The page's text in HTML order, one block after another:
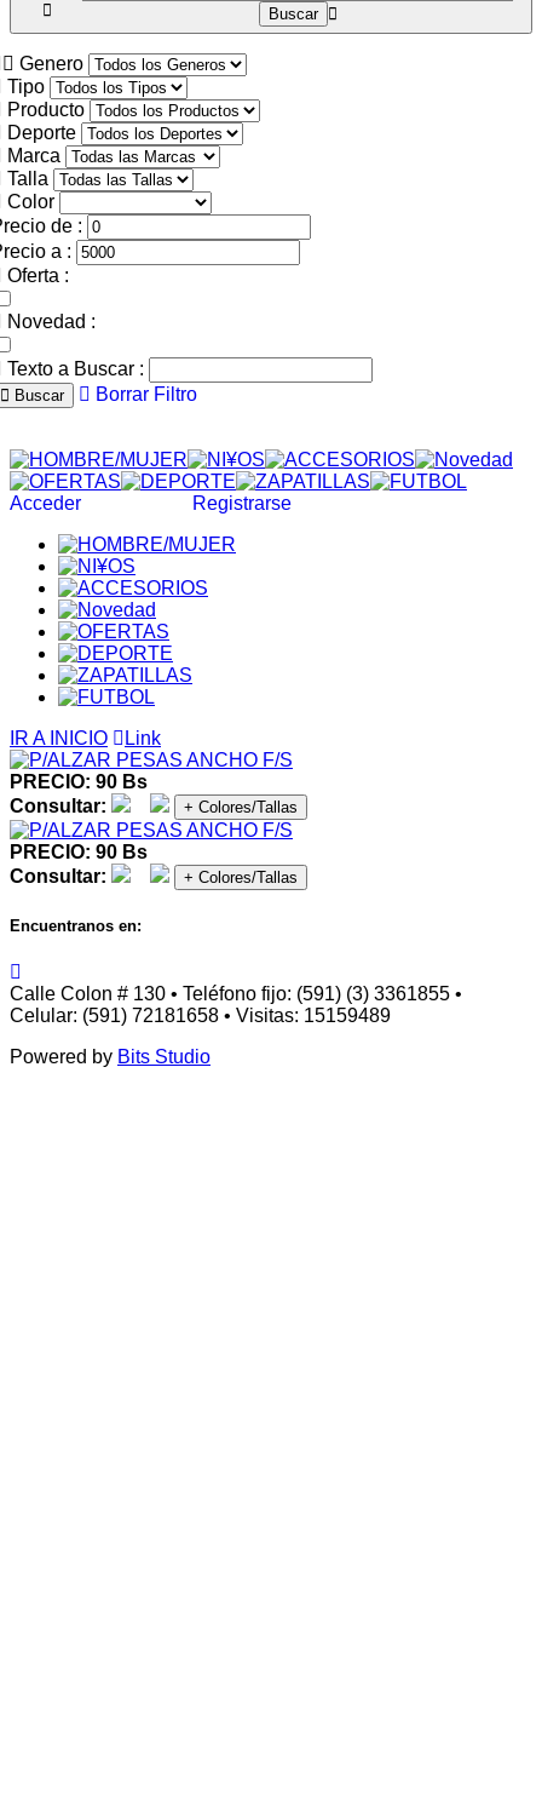
Genero
Tipo
Producto
Deporte
Marca
Talla
Color
de :
a :
Oferta :
Novedad :
Texto a Buscar :
Buscar Borrar Filtro
Acceder Registrarse
IR A INICIO Link
PRECIO: 90 Bs
Consultar:
+ Colores/Tallas
PRECIO: 90 Bs
Consultar:
+ Colores/Tallas
Encuentranos en:
Calle Colon # 130 • Teléfono fijo: (591) (3) 3361855 •
Celular: (591) 72181658 • Visitas: 15159489
Powered by Bits Studio